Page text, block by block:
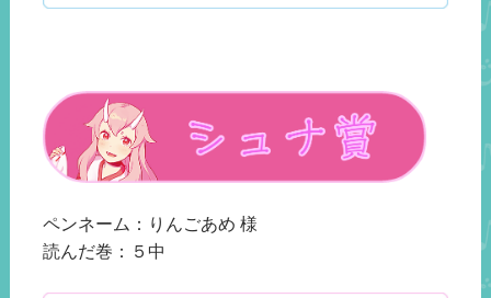
ペンネーム：りんごあめ 様
読んだ巻：５中